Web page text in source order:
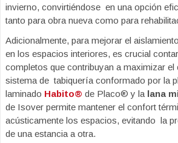
invierno, convirtiéndose en una opción
tanto para obra nueva como para
Adicionalmente, para mejorar el
en los espacios interiores, es crucial
completos que contribuyan a maximizar el
sistema de tabiquería conformado por la
laminado Habito® de Placo® y la lana
de Isover permite mantener el confort
acústicamente los espacios, evitando la
de una estancia a otra.